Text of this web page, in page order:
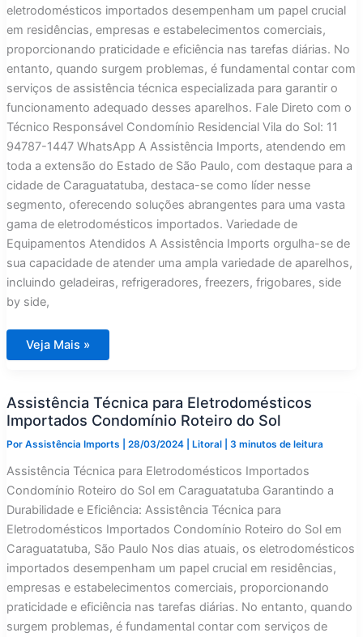
eletrodomésticos importados desempenham um papel crucial
em residências, empresas e estabelecimentos comerciais,
proporcionando praticidade e eficiência nas tarefas diárias. No
entanto, quando surgem problemas, é fundamental contar com
serviços de assistência técnica especializada para garantir o
funcionamento adequado desses aparelhos. Fale Direto com o
Técnico Responsável Condomínio Residencial Vila do Sol: 11
94787-1447 WhatsApp A Assistência Imports, atendendo em
toda a extensão do Estado de São Paulo, com destaque para a
cidade de Caraguatatuba, destaca-se como líder nesse
segmento, oferecendo soluções abrangentes para uma vasta
gama de eletrodomésticos importados. Variedade de
Equipamentos Atendidos A Assistência Imports orgulha-se de
sua capacidade de atender uma ampla variedade de aparelhos,
incluindo geladeiras, refrigeradores, freezers, frigobares, side
by side,
Assistência
Técnica
Condomínio
Residencial
Vila
Sol
Veja Mais »
Assistência Técnica para Eletrodomésticos
Importados Condomínio Roteiro do Sol
Por Assistência Imports 28/03/2024 Litoral| 3 minutos de leitura
Assistência Técnica para Eletrodomésticos Importados
Condomínio Roteiro do Sol em Caraguatatuba Garantindo a
Durabilidade e Eficiência: Assistência Técnica para
Eletrodomésticos Importados Condomínio Roteiro do Sol em
Caraguatatuba, São Paulo Nos dias atuais, os eletrodomésticos
importados desempenham um papel crucial em residências,
empresas e estabelecimentos comerciais, proporcionando
praticidade e eficiência nas tarefas diárias. No entanto, quando
surgem problemas, é fundamental contar com serviços de